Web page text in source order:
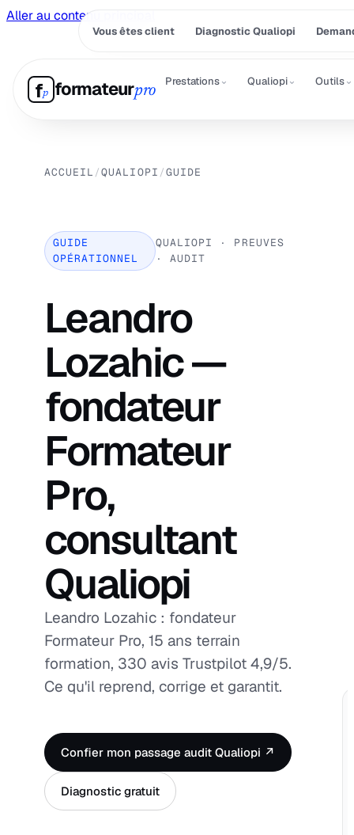
Aller au contenu principal
Vous êtes client Diagnostic Qualiopi
fp formateurpro
Prestations⌄ Qualiopi⌄ Outils⌄
ACCUEIL /QUALIOPI /GUIDE
GUIDE
OPÉRATIONNEL
QUALIOPI · PREUVES
· AUDIT
Leandro
Lozahic —
fondateur
Formateur
Pro,
consultant
Qualiopi
Leandro Lozahic : fondateur
Formateur Pro, 15 ans terrain
formation, 330 avis Trustpilot 4,9/5.
Ce qu'il reprend, corrige et garantit.
Confier mon passage audit Qualiopi ↗
Diagnostic gratuit